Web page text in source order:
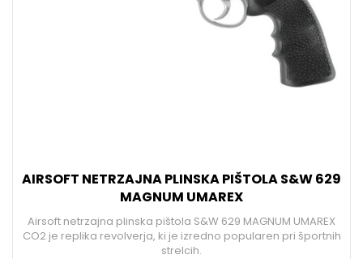
AIRSOFT NETRZAJNA PLINSKA PIŠTOLA S&W 629
MAGNUM UMAREX
Airsoft netrzajna plinska pištola S&W 629 MAGNUM UMAREX
CO2 je replika revolverja, ki je izredno popularen pri športnih
strelcih.